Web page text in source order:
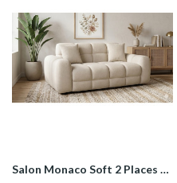
Salon Monaco Soft 2 Places – Design Moderne &...